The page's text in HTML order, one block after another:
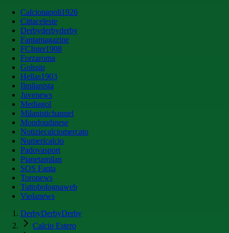
Calcionapoli1926
Cittaceleste
Derbyderbyderby
Fantamagazine
FCInter1908
Forzaroma
Golssip
Hellas1903
Ilmilanista
Juvenews
Mediagol
Milanistichannel
Mondoudinese
Notiziecalciomercato
Numericalcio
Padovasport
Pianetamilan
SOS Fanta
Toronews
Tuttobolognaweb
Violanews
DerbyDerbyDerby
Calcio Estero